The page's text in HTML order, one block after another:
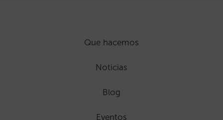
Que hacemos
Noticias
Blog
Eventos